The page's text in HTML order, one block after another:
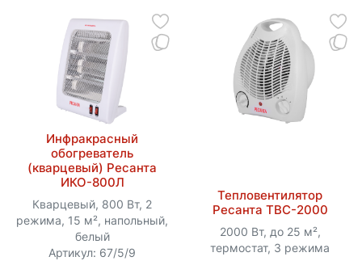
Инфракрасный
обогреватель
(кварцевый) Ресанта
ИКО-800Л
Кварцевый, 800 Вт, 2
режима, 15 м², напольный,
белый
Артикул: 67/5/9
Тепловентилятор
Ресанта ТВС-2000
2000 Вт, до 25 м²,
термостат, 3 режима